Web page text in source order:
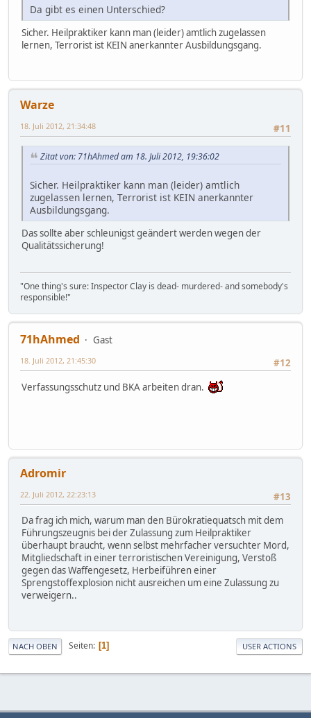
Da gibt es einen Unterschied?
Sicher. Heilpraktiker kann man (leider) amtlich zugelassen
lernen, Terrorist ist KEIN anerkannter Ausbildungsgang.
Warze
#11
18. Juli 2012, 21:34:48
Zitat von: 71hAhmed am 18. Juli 2012, 19:36:02
Sicher. Heilpraktiker kann man (leider) amtlich
zugelassen lernen, Terrorist ist KEIN anerkannter
Ausbildungsgang.
Das sollte aber schleunigst geändert werden wegen der
Qualitätssicherung!
"One thing's sure: Inspector Clay is dead- murdered- and somebody's
responsible!"
71hAhmed
Gast
#12
18. Juli 2012, 21:45:30
Verfassungsschutz und BKA arbeiten dran.
Adromir
#13
22. Juli 2012, 22:23:13
Da frag ich mich, warum man den Bürokratiequatsch mit dem
Führungszeugnis bei der Zulassung zum Heilpraktiker
überhaupt braucht, wenn selbst mehrfacher versuchter Mord,
Mitgliedschaft in einer terroristischen Vereinigung, Verstoß
gegen das Waffengesetz, Herbeiführen einer
Sprengstoffexplosion nicht ausreichen um eine Zulassung zu
verweigern..
NACH OBEN Seiten 1 USER ACTIONS